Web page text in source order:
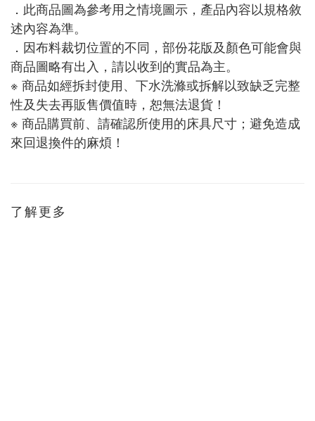
．此商品圖為參考用之情境圖示，產品內容以規格敘
述內容為準。
．因布料裁切位置的不同，部份花版及顏色可能會與
商品圖略有出入，請以收到的實品為主。
※ 商品如經拆封使用、下水洗滌或拆解以致缺乏完整
性及失去再販售價值時，恕無法退貨！
※ 商品購買前、請確認所使用的床具尺寸；避免造成
來回退換件的麻煩！
了解更多